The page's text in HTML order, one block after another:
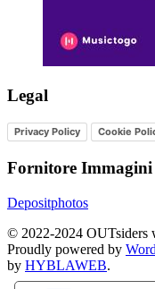
Legal
Privacy Policy Cookie
Fornitore Immagini
Depositphotos
© 2022-2024 OUTsiders
Proudly powered by
by HYBLAWEB.